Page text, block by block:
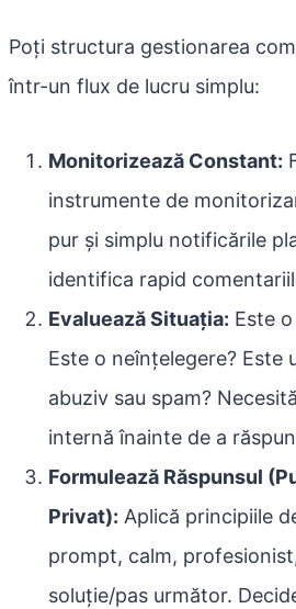
Poți structura gestionarea
într-un flux de lucru simplu:
Monitorizează Constant:
instrumente de
pur și simplu notificările
identifica rapid
Evaluează Situația: Este
Este o neînțelegere? Este
abuziv sau spam?
internă înainte de a
Formulează Răspunsul
Privat): Aplică principiile
prompt, calm,
soluție/pas următor.